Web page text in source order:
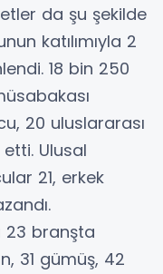
da şu şekilde
katılımıyla 2
18 bin 250
20 uluslararası
Ulusal
21, erkek
23 branşta
31 gümüş, 42